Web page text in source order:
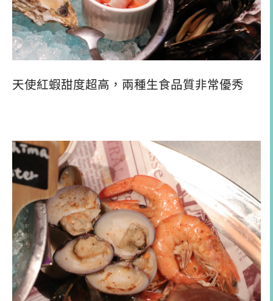
天使紅蝦甜度超高，兩種生食品質非常優秀